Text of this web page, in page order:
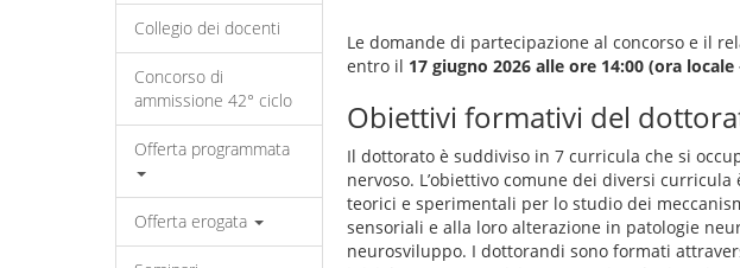
Collegio dei docenti
Concorso di
ammissione 42° ciclo
Offerta programmata
Offerta erogata
Le domande di partecipazione al concorso e il
entro il 17 giugno 2026 alle ore 14:00 (ora locale
Obiettivi formativi del
Il dottorato è suddiviso in 7 curricula che si
nervoso. L’obiettivo comune dei diversi
teorici e sperimentali per lo studio dei
sensoriali e alla loro alterazione in patologie
neurosviluppo. I dottorandi sono formati